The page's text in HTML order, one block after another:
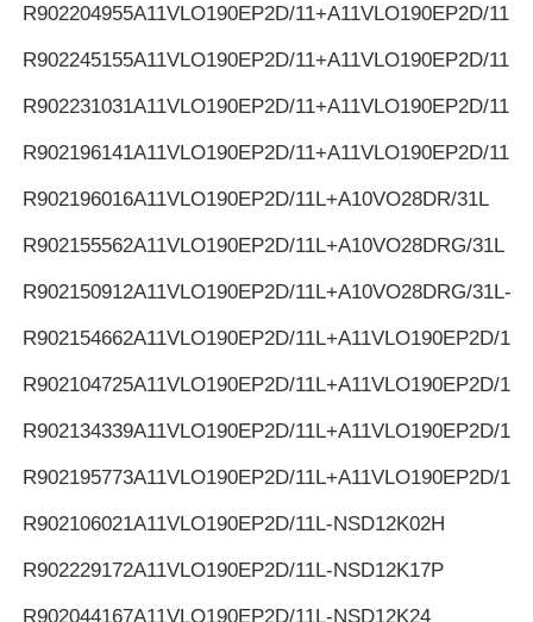
R902204955A11VLO190EP2D/11+A11VLO190EP2D/11
R902245155A11VLO190EP2D/11+A11VLO190EP2D/11
R902231031A11VLO190EP2D/11+A11VLO190EP2D/11
R902196141A11VLO190EP2D/11+A11VLO190EP2D/11
R902196016A11VLO190EP2D/11L+A10VO28DR/31L
R902155562A11VLO190EP2D/11L+A10VO28DRG/31L
R902150912A11VLO190EP2D/11L+A10VO28DRG/31L-K
R902154662A11VLO190EP2D/11L+A11VLO190EP2D/11L
R902104725A11VLO190EP2D/11L+A11VLO190EP2D/11L
R902134339A11VLO190EP2D/11L+A11VLO190EP2D/11L
R902195773A11VLO190EP2D/11L+A11VLO190EP2D/11L
R902106021A11VLO190EP2D/11L-NSD12K02H
R902229172A11VLO190EP2D/11L-NSD12K17P
R902044167A11VLO190EP2D/11L-NSD12K24